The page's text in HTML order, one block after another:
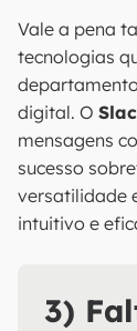
Vale a pena
tecnologias
digital. O
mensagens
sucesso
versatilidade
intuitivo e
3)